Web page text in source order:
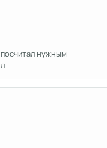
нужным